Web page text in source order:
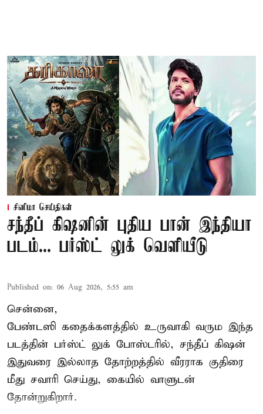
சினிமா செய்திகள்
சந்தீப் கிஷனின் புதிய பான் இந்தியா
படம்... பர்ஸ்ட் லுக் வெளியீடு
Published on: 06 Aug 2026, 5:55 am
சென்னை,
பேண்டஸி கதைக்களத்தில் உருவாகி வரும இந்த
படத்தின் பர்ஸ்ட் லுக் போஸ்டரில், சந்தீப் கிஷன்
இதுவரை இல்லாத தோற்றத்தில் வீரராக குதிரை
மீது சவாரி செய்து, கையில் வாளுடன்
தோன்றுகிறார்.